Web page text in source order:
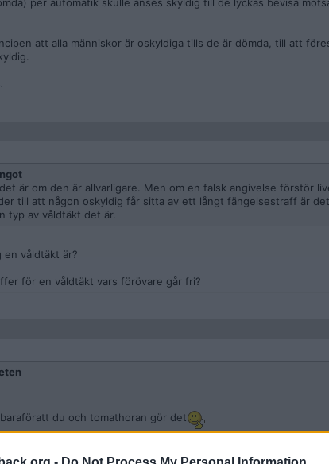
att alla människor är oskyldiga tills de är dömda, till att
är om den är allvarligare. Men om en falsk angivelse förstör
till att någon oskyldig får sitta av ett långt fängelsestraff är
typ av våldtäkt det är.
en våldtäkt är?
för en våldtäkt vars förövare går fri?
du och tomathoran gör det
brukar berätta.